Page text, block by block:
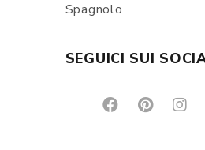
Spagnolo
SEGUICI SUI